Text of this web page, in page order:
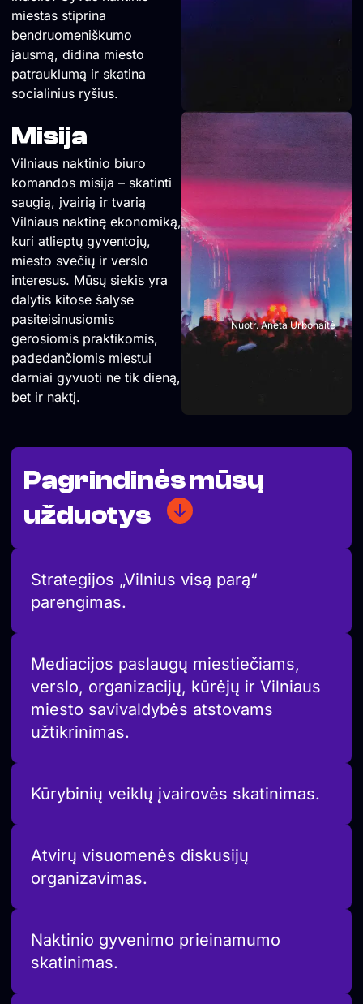
miestas stiprina
bendruomeniškumo
jausmą, didina miesto
patrauklumą ir skatina
socialinius ryšius.
Nuotr. Aneta Urbonaitė
Misija
Vilniaus naktinio biuro
komandos misija – skatinti
saugią, įvairią ir tvarią
Vilniaus naktinę ekonomiką,
kuri atlieptų gyventojų,
miesto svečių ir verslo
interesus. Mūsų siekis yra
dalytis kitose šalyse
pasiteisinusiomis
gerosiomis praktikomis,
padedančiomis miestui
darniai gyvuoti ne tik dieną,
bet ir naktį.
Pagrindinės mūsų
užduotys
Strategijos „Vilnius visą parą“
parengimas.
Mediacijos paslaugų miestiečiams,
verslo, organizacijų, kūrėjų ir Vilniaus
miesto savivaldybės atstovams
užtikrinimas.
Kūrybinių veiklų įvairovės skatinimas.
Atvirų visuomenės diskusijų
organizavimas.
Naktinio gyvenimo prieinamumo
skatinimas.